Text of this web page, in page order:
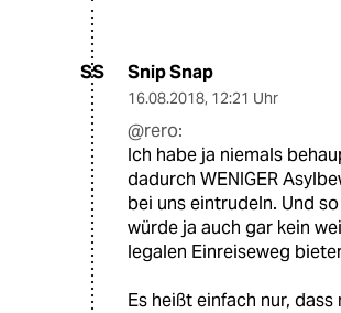
SS Snip Snap
16.08.2018, 12:21 Uhr
@rero:
Ich habe ja niemals
dadurch WENIGER
bei uns eintrudeln. Und
würde ja auch gar kein
legalen Einreiseweg
Es heißt einfach nur, dass